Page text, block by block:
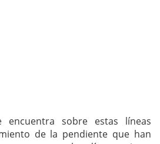
sobre estas líneas
de la pendiente que han